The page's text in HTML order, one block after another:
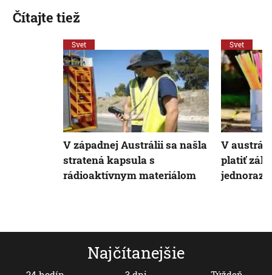
Najčítanejšie
Čítajte tiež
Svet
V západnej Austrálii sa našla
stratená kapsula s
rádioaktívnym materiálom
Svet
V
platiť